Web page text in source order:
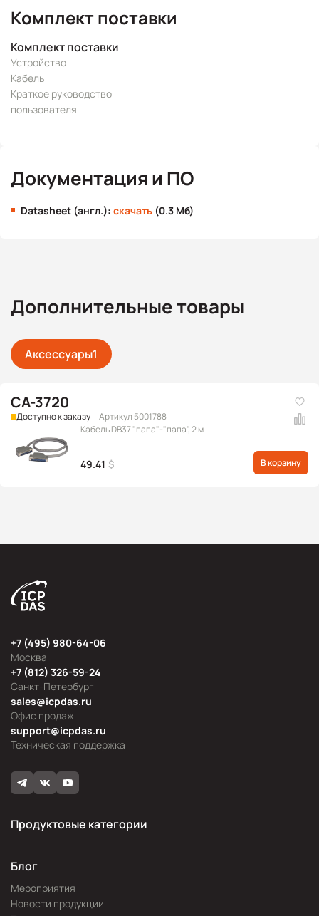
Комплект поставки
Комплект поставки
Устройство
Кабель
Краткое руководство
пользователя
Документация и ПО
Datasheet (англ.): скачать (0.3 Мб)
Дополнительные товары
Аксессуары1
CA-3720
Доступно к заказу
Артикул 5001788
Кабель DB37 "папа"-"папа", 2 м
49.41 $ В корзину
Москва
+7 (495) 980-64-06
Офис продаж
sales@icpdas.ru
Санкт-Петербург
+7 (812) 326-59-24
Техническая поддержка
support@icpdas.ru
Продуктовые категории
Блог
Мероприятия
Новости продукции